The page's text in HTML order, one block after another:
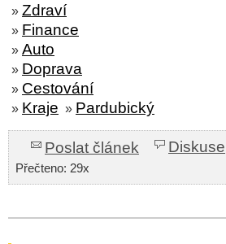
» Zdraví
» Finance
» Auto
» Doprava
» Cestování
» Kraje » Pardubický
Poslat článek Diskuse
Přečteno: 29x